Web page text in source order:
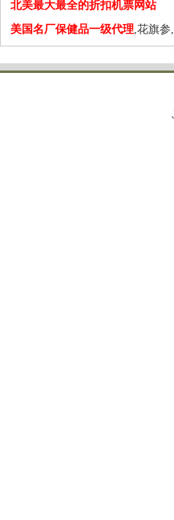
北美最大最全的折扣机票网站
美国名厂保健品一级代理,花旗参